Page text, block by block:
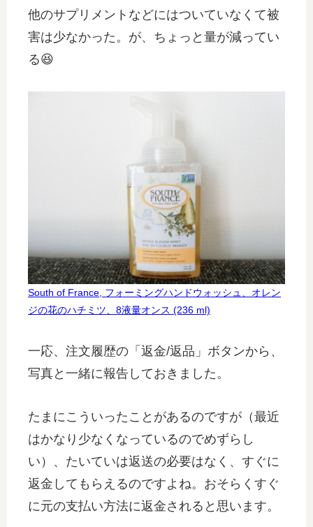
他のサプリメントなどにはついていなくて被
害は少なかった。が、ちょっと量が減ってい
る😆
South of France, フォーミングハンドウォッシュ、オレン
ジの花のハチミツ、8液量オンス (236 ml)
一応、注文履歴の「返金/返品」ボタンから、
写真と一緒に報告しておきました。
たまにこういったことがあるのですが（最近
はかなり少なくなっているのでめずらし
い）、たいていは返送の必要はなく、すぐに
返金してもらえるのですよね。おそらくすぐ
に元の支払い方法に返金されると思います。